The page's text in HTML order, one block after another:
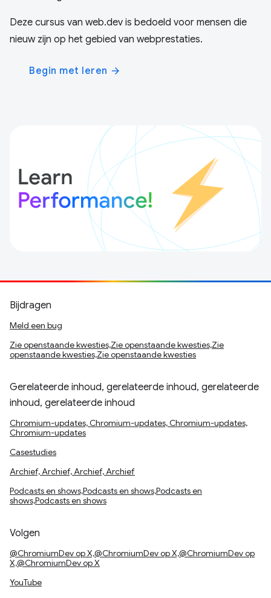
Deze cursus van web.dev is bedoeld voor mensen die
nieuw zijn op het gebied van webprestaties.
Begin met leren arrow_forward
Bijdragen
Meld een bug
Zie openstaande kwesties,Zie openstaande kwesties,Zie
openstaande kwesties,Zie openstaande kwesties
Gerelateerde inhoud, gerelateerde inhoud, gerelateerde
inhoud, gerelateerde inhoud
Chromium-updates, Chromium-updates, Chromium-updates,
Chromium-updates
Casestudies
Archief, Archief, Archief, Archief
Podcasts en shows,Podcasts en shows,Podcasts en
shows,Podcasts en shows
Volgen
@ChromiumDev op X,@ChromiumDev op X,@ChromiumDev op
X,@ChromiumDev op X
YouTube